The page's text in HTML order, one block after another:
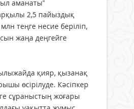
аманаты”
2,5 пайыздық
теңге несие беріліп,
жаңа деңгейге
қияр, қызанақ
өсірілуде. Кәсіпкер
сұраныстың жоғары